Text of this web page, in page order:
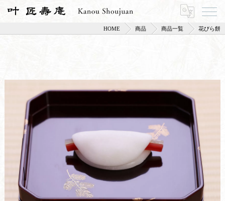
HOME 商品 商品一覧 花びら餅